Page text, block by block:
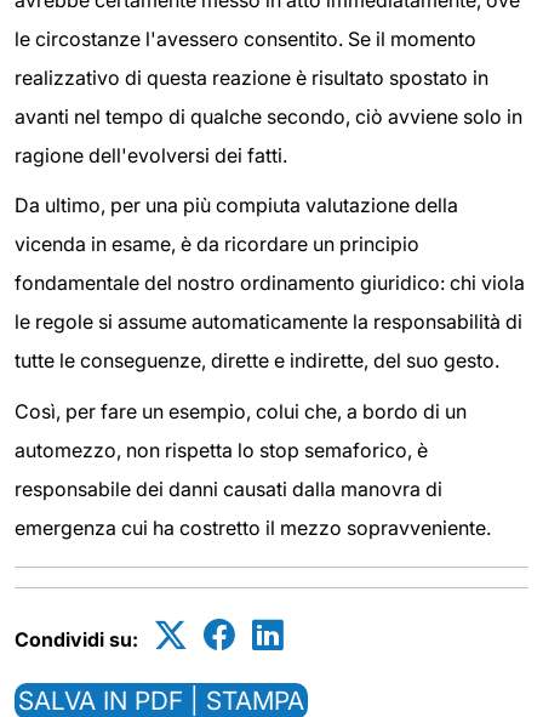
le circostanze l'avessero consentito. Se il momento
realizzativo di questa reazione è risultato spostato in
avanti nel tempo di qualche secondo, ciò avviene solo in
ragione dell'evolversi dei fatti.
Da ultimo, per una più compiuta valutazione della
vicenda in esame, è da ricordare un principio
fondamentale del nostro ordinamento giuridico: chi viola
le regole si assume automaticamente la responsabilità di
tutte le conseguenze, dirette e indirette, del suo gesto.
Così, per fare un esempio, colui che, a bordo di un
automezzo, non rispetta lo stop semaforico, è
responsabile dei danni causati dalla manovra di
emergenza cui ha costretto il mezzo sopravveniente.
Condividi su:
SALVA IN PDF | STAMPA